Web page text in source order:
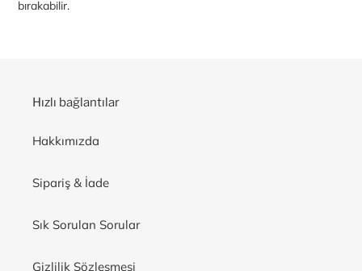
bırakabilir.
Hızlı bağlantılar
Hakkımızda
Sipariş & İade
Sık Sorulan Sorular
Gizlilik Sözleşmesi